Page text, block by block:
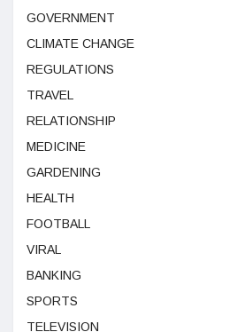
GOVERNMENT
CLIMATE CHANGE
REGULATIONS
TRAVEL
RELATIONSHIP
MEDICINE
GARDENING
HEALTH
FOOTBALL
VIRAL
BANKING
SPORTS
TELEVISION